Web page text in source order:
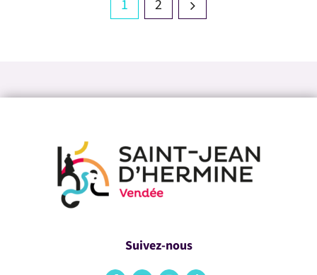
1 2
Suivez-nous